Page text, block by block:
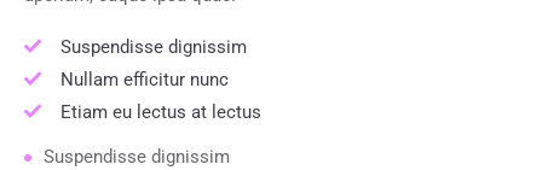
Suspendisse dignissim
Nullam efficitur nunc
Etiam eu lectus at lectus
Suspendisse dignissim